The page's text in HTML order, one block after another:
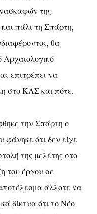
της
πάλι τη Σπάρτη,
θα
Αρχαιολογικό
επιτρέπει να
στο ΚΑΣ και πότε.
την Σπάρτη ο
ότι δεν είχε
της μελέτης στο
του έργου σε
άλλοτε να
δίκτυα ότι το Νέο